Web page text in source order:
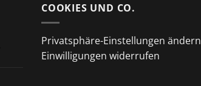
COOKIES UND CO.
Privatsphäre-Einstellungen ändern
Einwilligungen widerrufen